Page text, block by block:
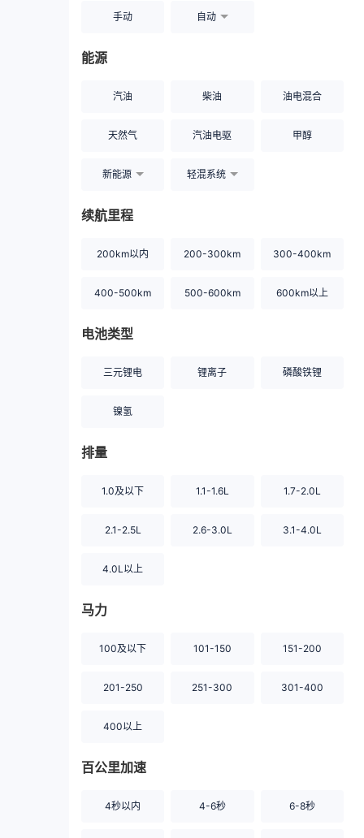
手动 自动
能源
汽油 柴油 油电混合
天然气 汽油电驱 甲醇
新能源 轻混系统
续航里程
200km以内 200-300km 300-400km
400-500km 500-600km 600km以上
电池类型
三元锂电 锂离子 磷酸铁锂
镍氢
排量
1.0及以下 1.1-1.6L 1.7-2.0L
2.1-2.5L 2.6-3.0L 3.1-4.0L
4.0L以上
马力
100及以下 101-150 151-200
201-250 251-300 301-400
400以上
百公里加速
4秒以内 4-6秒 6-8秒